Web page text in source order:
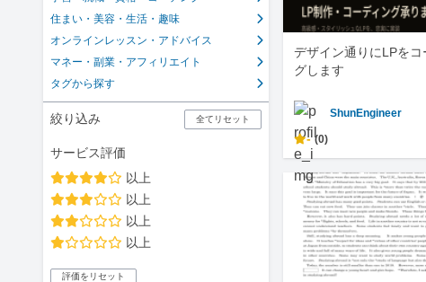
住まい・美容・生活・趣味
オンラインレッスン・アドバイス
マネー・副業・アフィリエイト
タグから探す
絞り込み 全てリセット
サービス評価
以上
以上
以上
以上
評価をリセット
デザイン通りにLPをコ
グします
ShunEngineer
- (0)